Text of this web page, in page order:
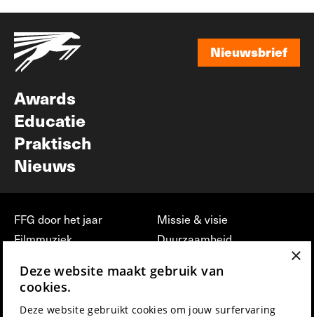
Nieuwsbrief
Awards
Educatie
Praktisch
Nieuws
FFG door het jaar
Filmmuziek
Press & Industry
Missie & visie
Duurzaamheid
vrijwilligerswerk bij FFG
×
Deze website maakt gebruik van
cookies.
Deze website gebruikt cookies om jouw surfervaring